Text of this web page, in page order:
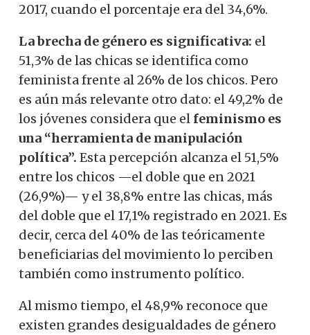
2017, cuando el porcentaje era del 34,6%.
La brecha de género es significativa: el
51,3% de las chicas se identifica como
feminista frente al 26% de los chicos. Pero
es aún más relevante otro dato: el 49,2% de
los jóvenes considera que el feminismo es
una “herramienta de manipulación
política”. Esta percepción alcanza el 51,5%
entre los chicos —el doble que en 2021
(26,9%)— y el 38,8% entre las chicas, más
del doble que el 17,1% registrado en 2021. Es
decir, cerca del 40% de las teóricamente
beneficiarias del movimiento lo perciben
también como instrumento político.
Al mismo tiempo, el 48,9% reconoce que
existen grandes desigualdades de género